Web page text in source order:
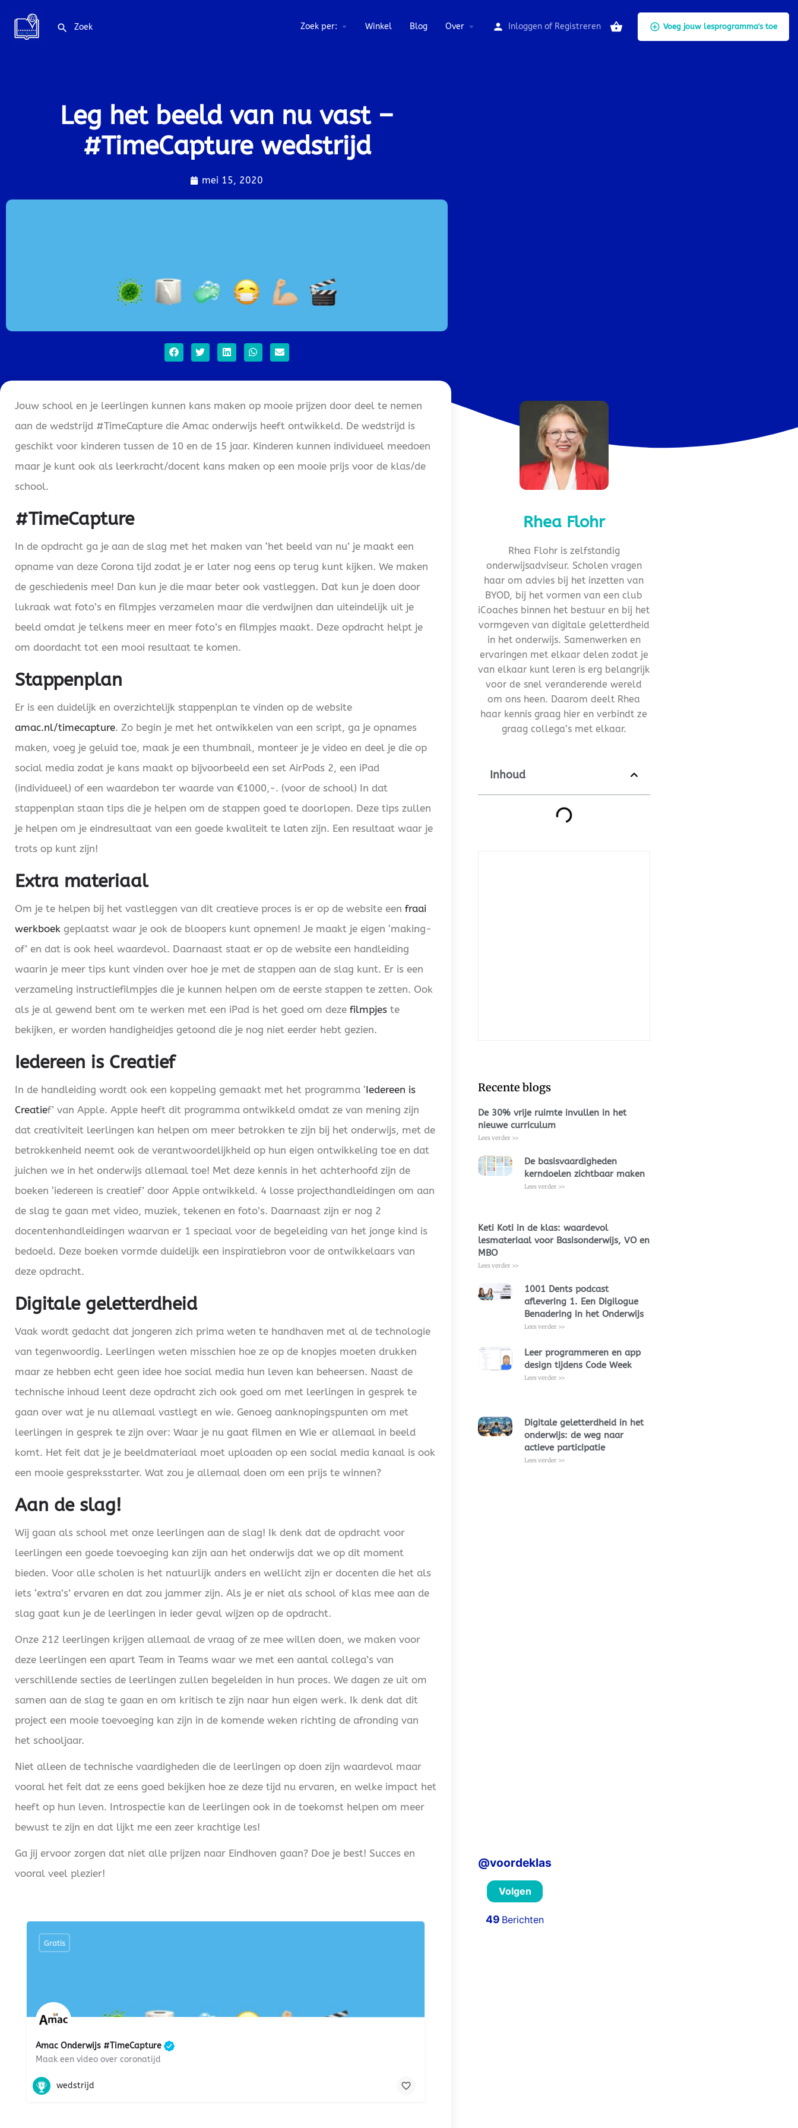
Zoek per: Winkel Blog Over Inloggen of Registreren Voeg jouw lesprogramma's toe
Leg het beeld van nu vast –
#TimeCapture wedstrijd
mei 15, 2020
Jouw school en je leerlingen kunnen kans maken op mooie prijzen door deel te nemen
aan de wedstrijd #TimeCapture die Amac onderwijs heeft ontwikkeld. De wedstrijd is
geschikt voor kinderen tussen de 10 en de 15 jaar. Kinderen kunnen individueel meedoen
maar je kunt ook als leerkracht/docent kans maken op een mooie prijs voor de klas/de
school.
#TimeCapture
In de opdracht ga je aan de slag met het maken van ‘het beeld van nu’ je maakt een
opname van deze Corona tijd zodat je er later nog eens op terug kunt kijken. We maken
de geschiedenis mee! Dan kun je die maar beter ook vastleggen. Dat kun je doen door
lukraak wat foto’s en filmpjes verzamelen maar die verdwijnen dan uiteindelijk uit je
beeld omdat je telkens meer en meer foto’s en filmpjes maakt. Deze opdracht helpt je
om doordacht tot een mooi resultaat te komen.
Stappenplan
Er is een duidelijk en overzichtelijk stappenplan te vinden op de website
amac.nl/timecapture. Zo begin je met het ontwikkelen van een script, ga je opnames
maken, voeg je geluid toe, maak je een thumbnail, monteer je je video en deel je die op
social media zodat je kans maakt op bijvoorbeeld een set AirPods 2, een iPad
(individueel) of een waardebon ter waarde van €1000,-. (voor de school) In dat
stappenplan staan tips die je helpen om de stappen goed te doorlopen. Deze tips zullen
je helpen om je eindresultaat van een goede kwaliteit te laten zijn. Een resultaat waar je
trots op kunt zijn!
Extra materiaal
Om je te helpen bij het vastleggen van dit creatieve proces is er op de website een fraai
werkboek geplaatst waar je ook de bloopers kunt opnemen! Je maakt je eigen ‘making-
of’ en dat is ook heel waardevol. Daarnaast staat er op de website een handleiding
waarin je meer tips kunt vinden over hoe je met de stappen aan de slag kunt. Er is een
verzameling instructiefilmpjes die je kunnen helpen om de eerste stappen te zetten. Ook
als je al gewend bent om te werken met een iPad is het goed om deze filmpjes te
bekijken, er worden handigheidjes getoond die je nog niet eerder hebt gezien.
Iedereen is Creatief
In de handleiding wordt ook een koppeling gemaakt met het programma ‘Iedereen is
Creatief’ van Apple. Apple heeft dit programma ontwikkeld omdat ze van mening zijn
dat creativiteit leerlingen kan helpen om meer betrokken te zijn bij het onderwijs, met de
betrokkenheid neemt ook de verantwoordelijkheid op hun eigen ontwikkeling toe en dat
juichen we in het onderwijs allemaal toe! Met deze kennis in het achterhoofd zijn de
boeken ‘iedereen is creatief’ door Apple ontwikkeld. 4 losse projecthandleidingen om aan
de slag te gaan met video, muziek, tekenen en foto’s. Daarnaast zijn er nog 2
docentenhandleidingen waarvan er 1 speciaal voor de begeleiding van het jonge kind is
bedoeld. Deze boeken vormde duidelijk een inspiratiebron voor de ontwikkelaars van
deze opdracht.
Digitale geletterdheid
Vaak wordt gedacht dat jongeren zich prima weten te handhaven met al de technologie
van tegenwoordig. Leerlingen weten misschien hoe ze op de knopjes moeten drukken
maar ze hebben echt geen idee hoe social media hun leven kan beheersen. Naast de
technische inhoud leent deze opdracht zich ook goed om met leerlingen in gesprek te
gaan over wat je nu allemaal vastlegt en wie. Genoeg aanknopingspunten om met
leerlingen in gesprek te zijn over: Waar je nu gaat filmen en Wie er allemaal in beeld
komt. Het feit dat je je beeldmateriaal moet uploaden op een social media kanaal is ook
een mooie gespreksstarter. Wat zou je allemaal doen om een prijs te winnen?
Aan de slag!
Wij gaan als school met onze leerlingen aan de slag! Ik denk dat de opdracht voor
leerlingen een goede toevoeging kan zijn aan het onderwijs dat we op dit moment
bieden. Voor alle scholen is het natuurlijk anders en wellicht zijn er docenten die het als
iets ‘extra’s’ ervaren en dat zou jammer zijn. Als je er niet als school of klas mee aan de
slag gaat kun je de leerlingen in ieder geval wijzen op de opdracht.
Onze 212 leerlingen krijgen allemaal de vraag of ze mee willen doen, we maken voor
deze leerlingen een apart Team in Teams waar we met een aantal collega’s van
verschillende secties de leerlingen zullen begeleiden in hun proces. We dagen ze uit om
samen aan de slag te gaan en om kritisch te zijn naar hun eigen werk. Ik denk dat dit
project een mooie toevoeging kan zijn in de komende weken richting de afronding van
het schooljaar.
Niet alleen de technische vaardigheden die de leerlingen op doen zijn waardevol maar
vooral het feit dat ze eens goed bekijken hoe ze deze tijd nu ervaren, en welke impact het
heeft op hun leven. Introspectie kan de leerlingen ook in de toekomst helpen om meer
bewust te zijn en dat lijkt me een zeer krachtige les!
Ga jij ervoor zorgen dat niet alle prijzen naar Eindhoven gaan? Doe je best! Succes en
vooral veel plezier!
Amac Onderwijs #TimeCapture
Maak een video over coronatijd
presenteren, Taal- en spreekvaardigheid, film, ict-geletterdheid, 21e eeuwse vaardigheden, corona, gratis
Gratis
wedstrijd
Rhea Flohr
Rhea Flohr is zelfstandig
onderwijsadviseur. Scholen vragen
haar om advies bij het inzetten van
BYOD, bij het vormen van een club
iCoaches binnen het bestuur en bij het
vormgeven van digitale geletterdheid
in het onderwijs. Samenwerken en
ervaringen met elkaar delen zodat je
van elkaar kunt leren is erg belangrijk
voor de snel veranderende wereld
om ons heen. Daarom deelt Rhea
haar kennis graag hier en verbindt ze
graag collega’s met elkaar.
Inhoud
Recente blogs
De 30% vrije ruimte invullen in het
nieuwe curriculum
Lees verder >>
De basisvaardigheden
kerndoelen zichtbaar maken
Lees verder >>
Keti Koti in de klas: waardevol
lesmateriaal voor Basisonderwijs, VO en
MBO
Lees verder >>
1001 Dents podcast
aflevering 1. Een Digilogue
Benadering in het Onderwijs
Lees verder >>
Leer programmeren en app
design tijdens Code Week
Lees verder >>
Digitale geletterdheid in het
onderwijs: de weg naar
actieve participatie
Lees verder >>